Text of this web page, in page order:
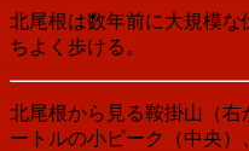
北尾根は数年前に大規模
ちよく歩ける。
北尾根から見る鞍掛山（右
ートルの小ピーク（中央）